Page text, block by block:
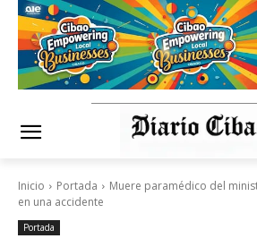
Inicio Portada
Muere paramédico del
en una accidente
Portada